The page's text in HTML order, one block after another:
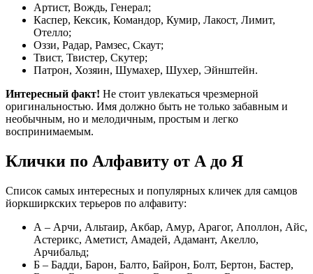
Артист, Вождь, Генерал;
Каспер, Кексик, Командор, Кумир, Лакост, Лимит,
Отелло;
Оззи, Радар, Рамзес, Скаут;
Твист, Твистер, Скутер;
Патрон, Хозяин, Шумахер, Шухер, Эйнштейн.
Интересный факт! Не стоит увлекаться чрезмерной
оригинальностью. Имя должно быть не только забавным и
необычным, но и мелодичным, простым и легко
воспринимаемым.
Клички по Алфавиту от А до Я
Список самых интересных и популярных кличек для самцов
йоркширкских терьеров по алфавиту:
А – Арчи, Альтаир, Акбар, Амур, Арагог, Аполлон, Айс,
Астерикс, Аметист, Амадей, Адамант, Акелло,
Арчибальд;
Б – Бадди, Барон, Балто, Байрон, Болт, Бертон, Бастер,